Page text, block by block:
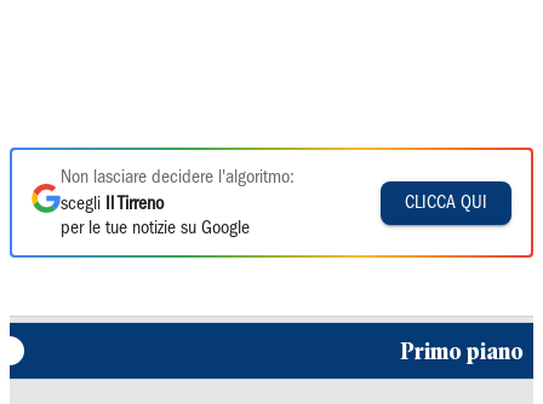
Non lasciare decidere l'algoritmo:
scegli
Il Tirreno
per le tue notizie su Google
CLICCA QUI
Primo piano